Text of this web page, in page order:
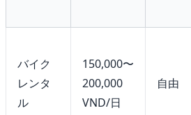
バイク
レンタ
ル
150,000〜
200,000
VND/日
自由